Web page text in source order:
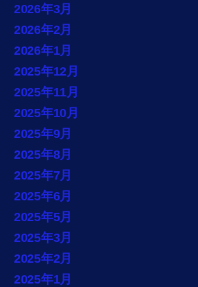
2026年3月
2026年2月
2026年1月
2025年12月
2025年11月
2025年10月
2025年9月
2025年8月
2025年7月
2025年6月
2025年5月
2025年3月
2025年2月
2025年1月